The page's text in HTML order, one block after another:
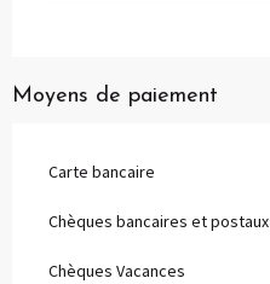
Moyens de paiement
Carte bancaire
Chèques bancaires et postaux
Chèques Vacances